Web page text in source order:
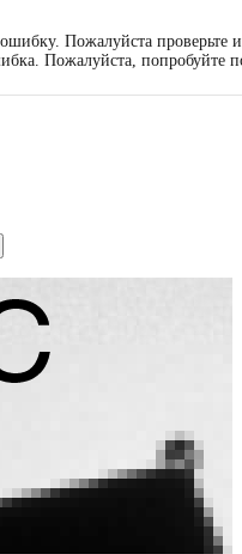
Пожалуйста проверьте
Пожалуйста, попробуйте